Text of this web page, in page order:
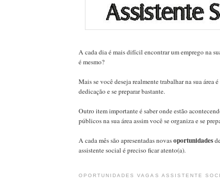
A cada dia é mais difícil encontrar um emprego na
é mesmo?
Mais se você deseja realmente trabalhar na sua área
dedicação e se preparar bastante.
Outro item importante é saber onde estão
públicos na sua área assim você se organiza e se
A cada mês são apresentadas novasoportunidades
assistente social é preciso ficar atento(a).
OPORTUNIDADES VAGAS ASSISTENTE